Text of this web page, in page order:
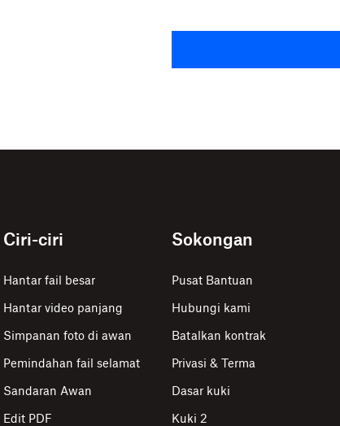
Ciri-ciri
Hantar fail besar
Hantar video panjang
Simpanan foto di awan
Pemindahan fail selamat
Sandaran Awan
Edit PDF
Sokongan
Pusat Bantuan
Hubungi kami
Batalkan kontrak
Privasi & Terma
Dasar kuki
Kuki 2